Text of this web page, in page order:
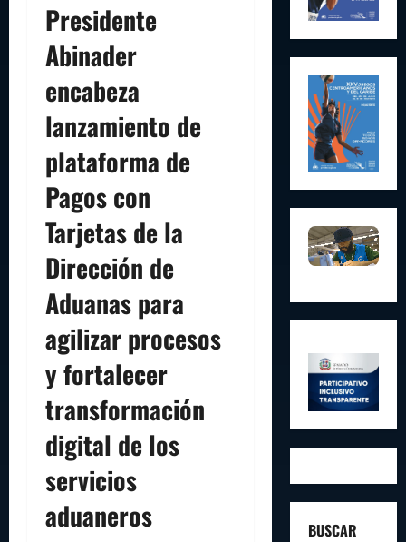
Presidente
Abinader
encabeza
lanzamiento de
plataforma de
Pagos con
Tarjetas de la
Dirección de
Aduanas para
agilizar procesos
y fortalecer
transformación
digital de los
servicios
aduaneros
BUSCAR